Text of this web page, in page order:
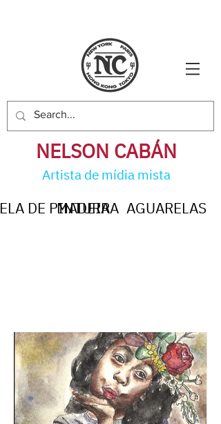
NELSON CABÁN
Artista de mídia mista
AGUARELAS
MADEIRA
DE PINTURA